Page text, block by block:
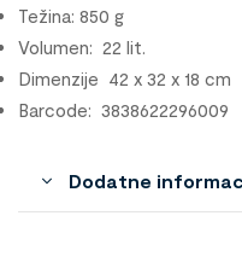
Težina: 850 g
Volumen: 22 lit.
Dimenzije 42 x 32 x 18 cm
Barcode: 3838622296009
Dodatne